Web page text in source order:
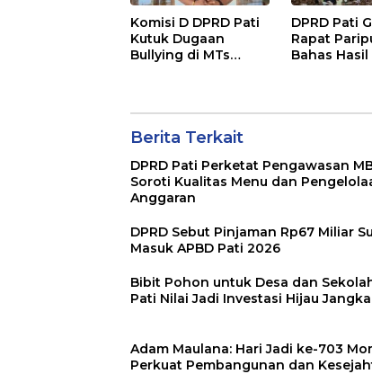
Komisi D DPRD Pati
Kutuk Dugaan
Bullying di MTs
DPRD Pati
Rapat
Bahas Hasil
Berita Terkait
DPRD Pati Perketat Pengawasan
Soroti Kualitas Menu dan
Anggaran
DPRD Sebut Pinjaman Rp67 Miliar
Masuk APBD Pati 2026
Bibit Pohon untuk Desa dan
Pati Nilai Jadi Investasi Hijau
Adam Maulana: Hari Jadi ke-703
Perkuat Pembangunan dan